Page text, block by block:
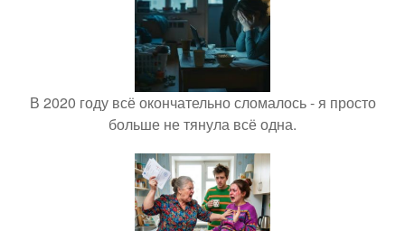
В 2020 году всё окончательно сломалось - я просто
больше не тянула всё одна.